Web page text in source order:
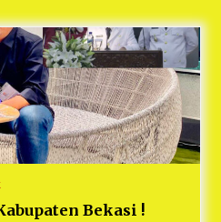
Setiap Langkah Dikha, Penari
yang Viral Ternyata Anak
Mekaar
Karena Kecewa Tak Dapat
Sesuai, Para Peserta Retret
Bekasi !